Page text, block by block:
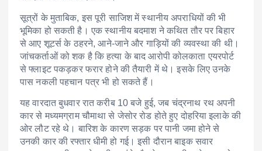
सूत्रों के मुताबिक, इस पूरी साजिश में स्थानीय अपराधियों की भी
भूमिका हो सकती है। एक स्थानीय बदमाश ने कथित तौर पर बिहार
से आए शूटर्स के ठहरने, आने-जाने और गाड़ियों की व्यवस्था की थी।
जांचकर्ताओं को शक है कि हत्या के बाद आरोपी कोलकाता एयरपोर्ट
से फ्लाइट पकड़कर फरार होने की तैयारी में थे। इसके लिए उनके
पास नकली पहचान पत्र भी हो सकते हैं।
यह वारदात बुधवार रात करीब 10 बजे हुई, जब चंद्रनाथ रथ अपनी
कार से मध्यमग्राम चौमाथा से जेसोर रोड होते हुए दोहरिया इलाके की
ओर लौट रहे थे। बारिश के कारण सड़क पर पानी जमा होने से
उनकी कार की रफ्तार धीमी हो गई। इसी दौरान बाइक सवार